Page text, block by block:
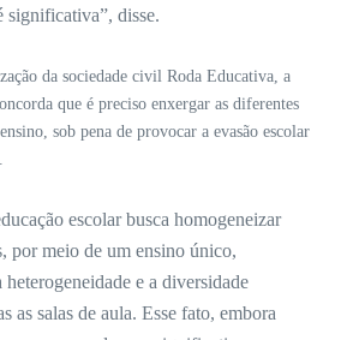
significativa”, disse.
da sociedade civil Roda Educativa, a
que é preciso enxergar as diferentes
sob pena de provocar a evasão escolar
escolar busca homogeneizar
por meio de um ensino único,
e a diversidade
as salas de aula. Esse fato, embora